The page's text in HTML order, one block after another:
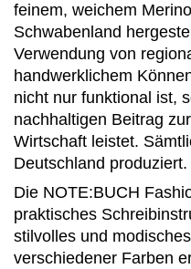
feinem, weichem
Schwabenland
Verwendung von
handwerklichem
nicht nur funktional ist,
nachhaltigen Beitrag
Wirtschaft leistet.
Deutschland produziert.
Die NOTE:BUCH
praktisches
stilvolles und
verschiedener Farben